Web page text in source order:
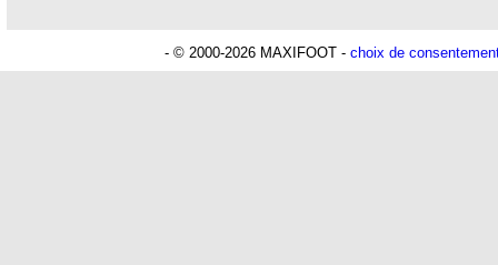
- © 2000-2026 MAXIFOOT - choix de